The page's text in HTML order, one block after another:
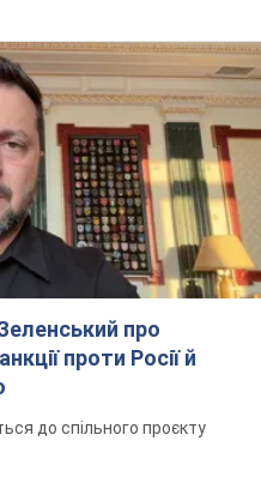
про
проти Росії й
до спільного проєкту